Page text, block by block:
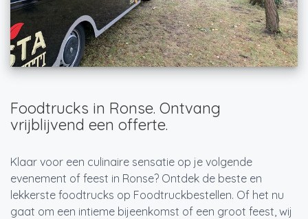
Foodtrucks in Ronse. Ontvang
vrijblijvend een offerte.
Klaar voor een culinaire sensatie op je volgende
evenement of feest in Ronse? Ontdek de beste en
lekkerste foodtrucks op Foodtruckbestellen. Of het nu
gaat om een intieme bijeenkomst of een groot feest, wij